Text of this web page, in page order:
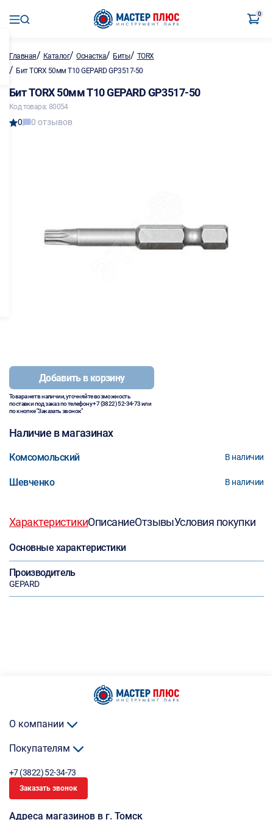
0
Главная/ Каталог/Оснастка/ Биты/ TORX
/ Бит TORX 50мм T10 GEPARD GP3517-50
Бит TORX 50мм T10 GEPARD GP3517-50
Код товара: 80054
0 0 отзывов
Добавить в корзину
Товара нет в наличии, уточняйте возможность
поставки под заказ по телефону+7 (3822) 52-34-73или
по кнопке "Заказать звонок"
Наличие в магазинах
Комсомольский В наличии
Шевченко В наличии
ХарактеристикиОписаниеОтзывыУсловия покупки
Основные характеристики
Производитель
GEPARD
О компании
Покупателям
+7 (3822) 52-34-73
Заказать звонок
Адреса магазинов в г. Томск